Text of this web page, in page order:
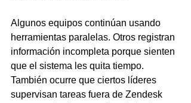
Algunos equipos continúan usando
herramientas paralelas. Otros registran
información incompleta porque sienten
que el sistema les quita tiempo.
También ocurre que ciertos líderes
supervisan tareas fuera de Zendesk